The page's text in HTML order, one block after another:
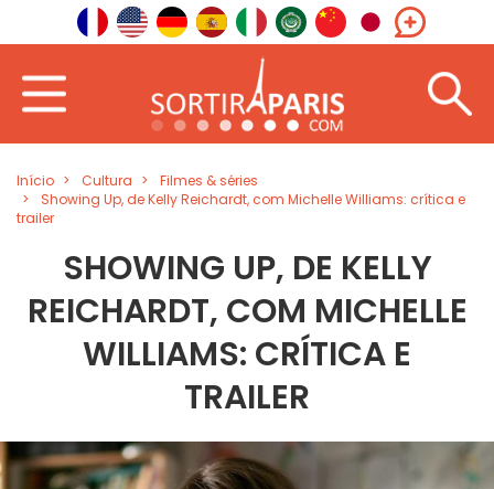
Início Cultura
Filmes & séries
Showing Up, de Kelly Reichardt, com Michelle Williams: crítica e
trailer
SHOWING UP, DE KELLY
REICHARDT, COM MICHELLE
WILLIAMS: CRÍTICA E
TRAILER